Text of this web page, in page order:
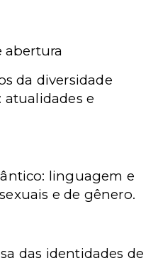
abertura
da diversidade
atualidades e
linguagem e
e de gênero.
das identidades de